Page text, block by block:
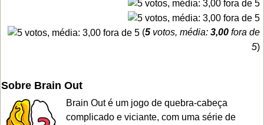
(5 votos, média: 3,00 fora de
5)
Sobre Brain Out
Brain Out é um jogo de quebra-cabeça
complicado e viciante, com uma série de